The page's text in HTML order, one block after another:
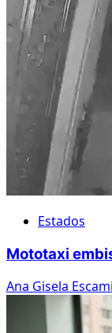
Estados
Mototaxi
Ana Gisela